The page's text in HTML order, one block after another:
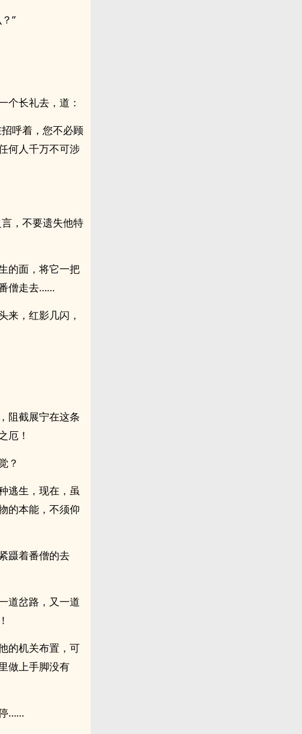
”
个长礼去，道：
呼着，您不必顾
何人千万不可涉
，不要遗失他特
的面，将它一把
僧走去……
来，红影几闪，
阻截展宁在这条
厄！
？
逃生，现在，虽
的本能，不须仰
蹑着番僧的去
道岔路，又一道
的机关布置，可
做上手脚没有
……